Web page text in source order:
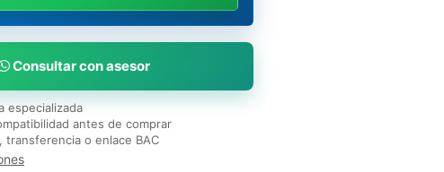
Consultar con asesor
especializada
antes de comprar
transferencia o enlace BAC